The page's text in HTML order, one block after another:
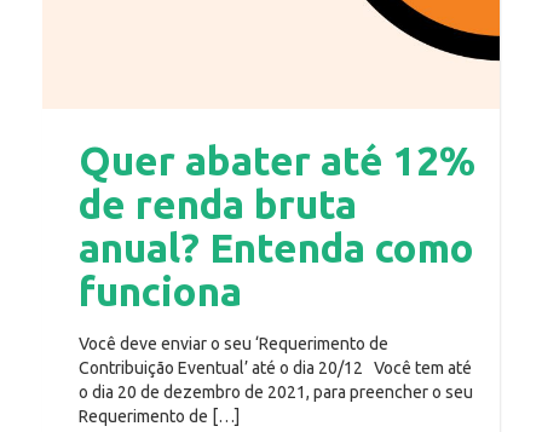
Quer abater até 12%
de renda bruta
anual? Entenda como
funciona
Você deve enviar o seu ‘Requerimento de
Contribuição Eventual’ até o dia 20/12 Você tem até
o dia 20 de dezembro de 2021, para preencher o seu
Requerimento de […]